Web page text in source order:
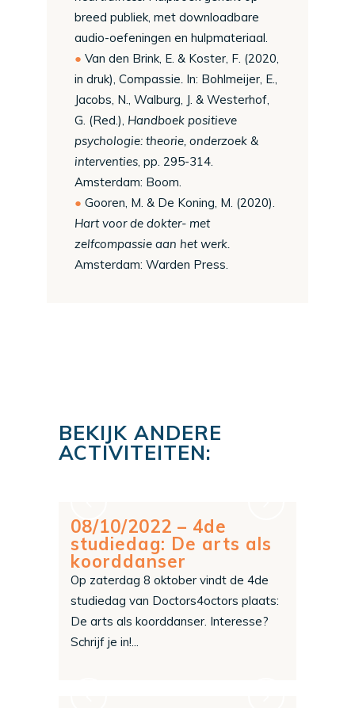
breed publiek, met downloadbare
audio-oefeningen en hulpmateriaal.
Van den Brink, E. & Koster, F. (2020,
in druk), Compassie In: Bohlmeijer, E.,
Jacobs, N., Walburg, J. & Westerhof,
G. (Red.), Handboek positieve
psychologie: theorie, onderzoek &
interventies , pp. 295-314.
Amsterdam: Boom.
Gooren, M. & De Koning, M. (2020).
Hart voor de dokter- met
zelfcompassie aan het werk.
Amsterdam: Warden Press.
BEKIJK ANDERE
ACTIVITEITEN:
08/10/2022 – 4de
studiedag: De arts als
koorddanser
Op zaterdag 8 oktober vindt de 4de
studiedag van Doctors4octors plaats:
De arts als koorddanser. Interesse?
Schrijf je in!...